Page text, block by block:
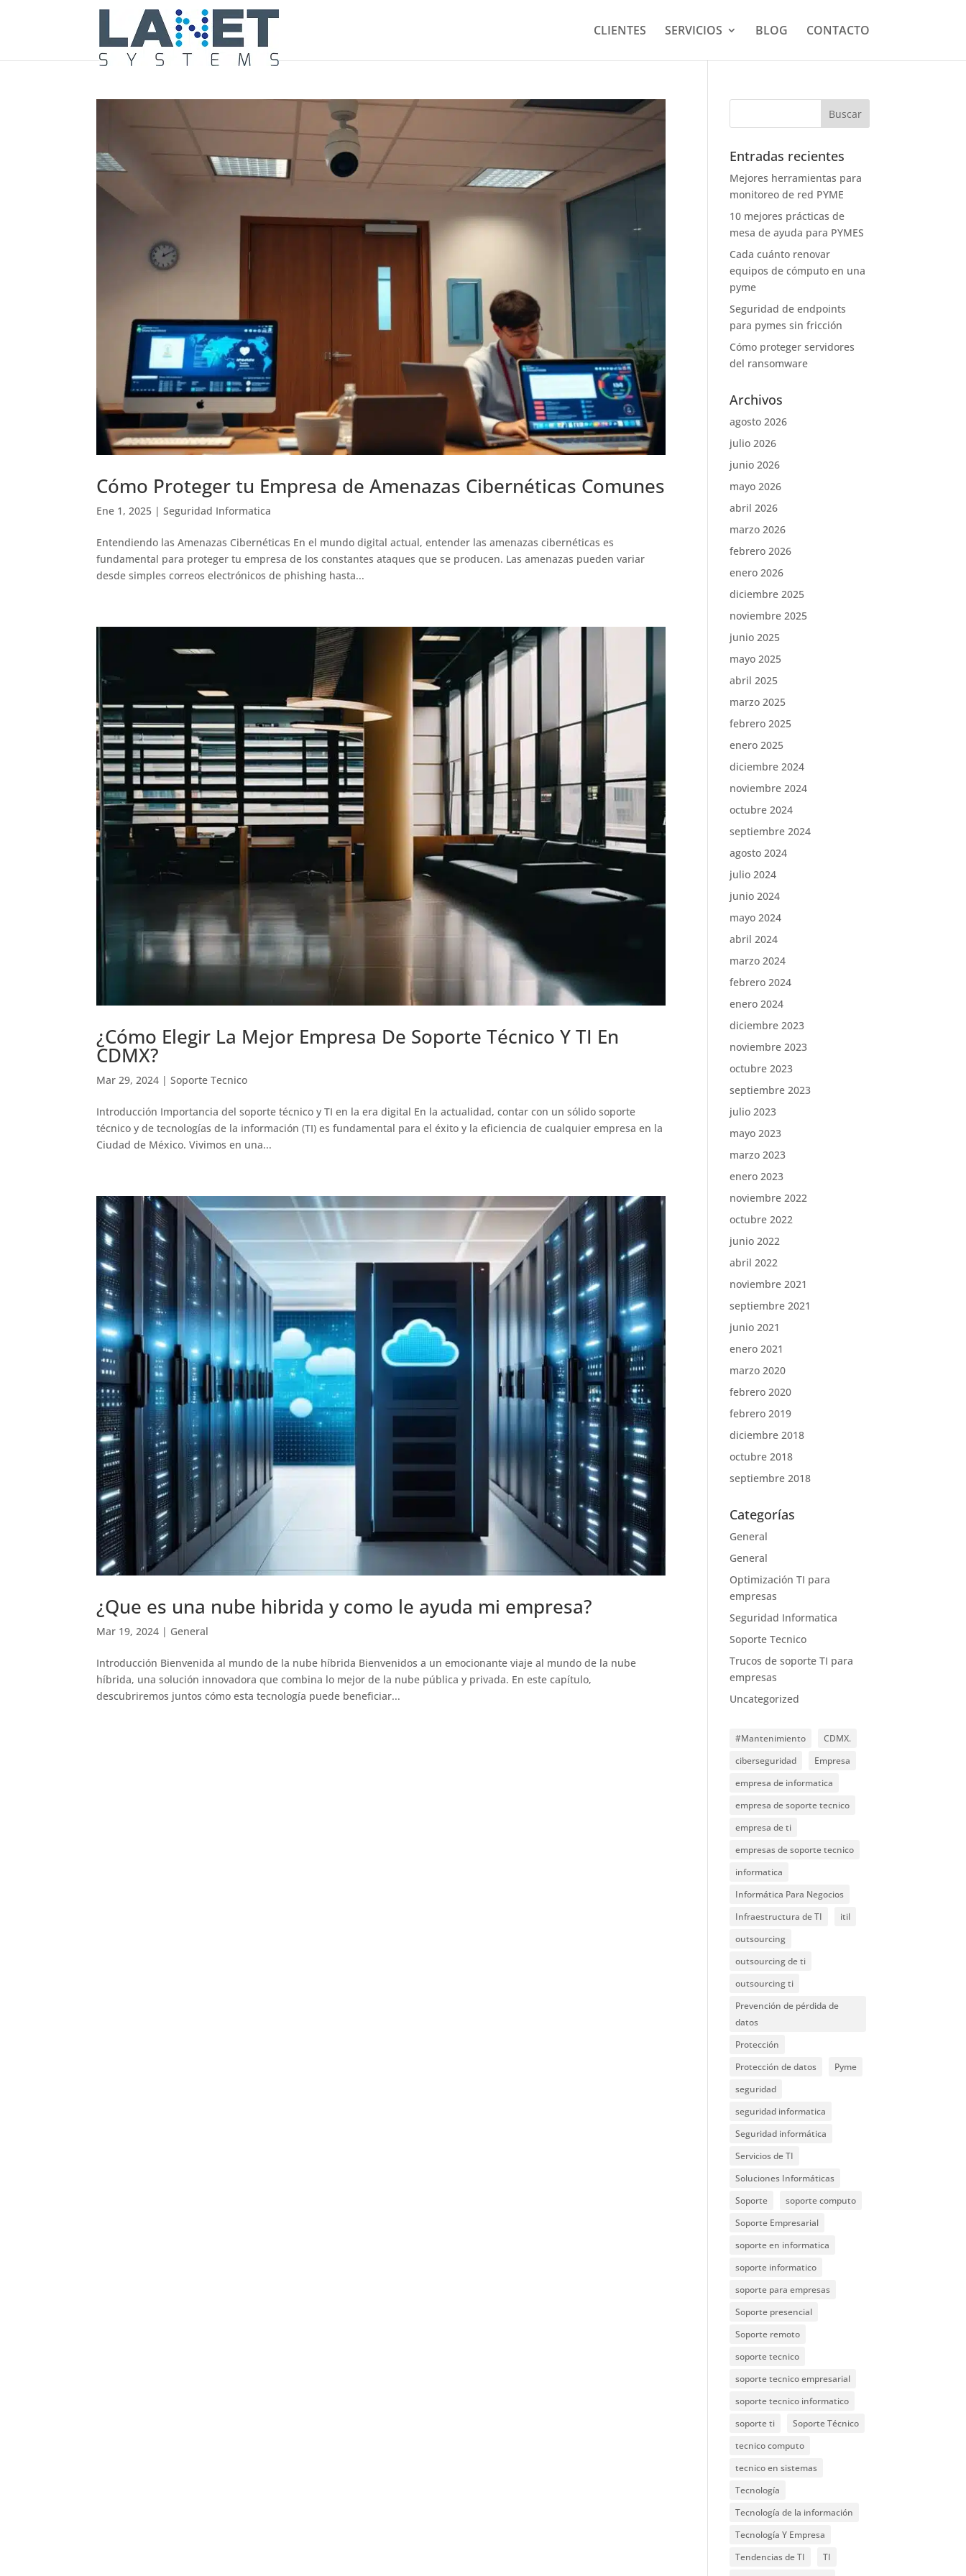
CLIENTES SERVICIOS BLOG CONTACTO
Cómo Proteger tu Empresa de Amenazas Cibernéticas Comunes
Ene 1, 2025 |Seguridad Informatica
Entendiendo las Amenazas Cibernéticas En el mundo digital actual, entender las amenazas cibernéticas es
fundamental para proteger tu empresa de los constantes ataques que se producen. Las amenazas pueden variar
desde simples correos electrónicos de phishing hasta...
¿Cómo Elegir La Mejor Empresa De Soporte Técnico Y TI En
CDMX?
Mar 29, 2024 |Soporte Tecnico
Introducción Importancia del soporte técnico y TI en la era digital En la actualidad, contar con un sólido soporte
técnico y de tecnologías de la información (TI) es fundamental para el éxito y la eficiencia de cualquier empresa en la
Ciudad de México. Vivimos en una...
¿Que es una nube hibrida y como le ayuda mi empresa?
Mar 19, 2024 | General
Introducción Bienvenida al mundo de la nube híbrida Bienvenidos a un emocionante viaje al mundo de la nube
híbrida, una solución innovadora que combina lo mejor de la nube pública y privada. En este capítulo,
descubriremos juntos cómo esta tecnología puede beneficiar...
Entradas recientes
Mejores herramientas para
monitoreo de red PYME
10 mejores prácticas de
mesa de ayuda para PYMES
Cada cuánto renovar
equipos de cómputo en una
pyme
Seguridad de endpoints
para pymes sin fricción
Cómo proteger servidores
del ransomware
Archivos
agosto 2026
julio 2026
junio 2026
mayo 2026
abril 2026
marzo 2026
febrero 2026
enero 2026
diciembre 2025
noviembre 2025
junio 2025
mayo 2025
abril 2025
marzo 2025
febrero 2025
enero 2025
diciembre 2024
noviembre 2024
octubre 2024
septiembre 2024
agosto 2024
julio 2024
junio 2024
mayo 2024
abril 2024
marzo 2024
febrero 2024
enero 2024
diciembre 2023
noviembre 2023
octubre 2023
septiembre 2023
julio 2023
mayo 2023
marzo 2023
enero 2023
noviembre 2022
octubre 2022
junio 2022
abril 2022
noviembre 2021
septiembre 2021
junio 2021
enero 2021
marzo 2020
febrero 2020
febrero 2019
diciembre 2018
octubre 2018
septiembre 2018
Categorías
General
General
Optimización TI para
empresas
Seguridad Informatica
Soporte Tecnico
Trucos de soporte TI para
empresas
Uncategorized
#Mantenimiento
CDMX.
ciberseguridad
Empresa
empresa de informatica
empresa de soporte tecnico
empresa de ti
empresas de soporte tecnico
informatica
Informática Para Negocios
Infraestructura de TI
itil
outsourcing
outsourcing de ti
outsourcing ti
Prevención de pérdida de
datos
Protección
Protección de datos
Pyme
seguridad
seguridad informatica
Seguridad informática
Servicios de TI
Soluciones Informáticas
Soporte
soporte computo
Soporte Empresarial
soporte en informatica
soporte informatico
soporte para empresas
Soporte presencial
Soporte remoto
soporte tecnico
soporte tecnico empresarial
soporte tecnico informatico
soporte ti
Soporte Técnico
tecnico computo
tecnico en sistemas
Tecnología
Tecnología de la información
Tecnología Y Empresa
Tendencias de TI
TI